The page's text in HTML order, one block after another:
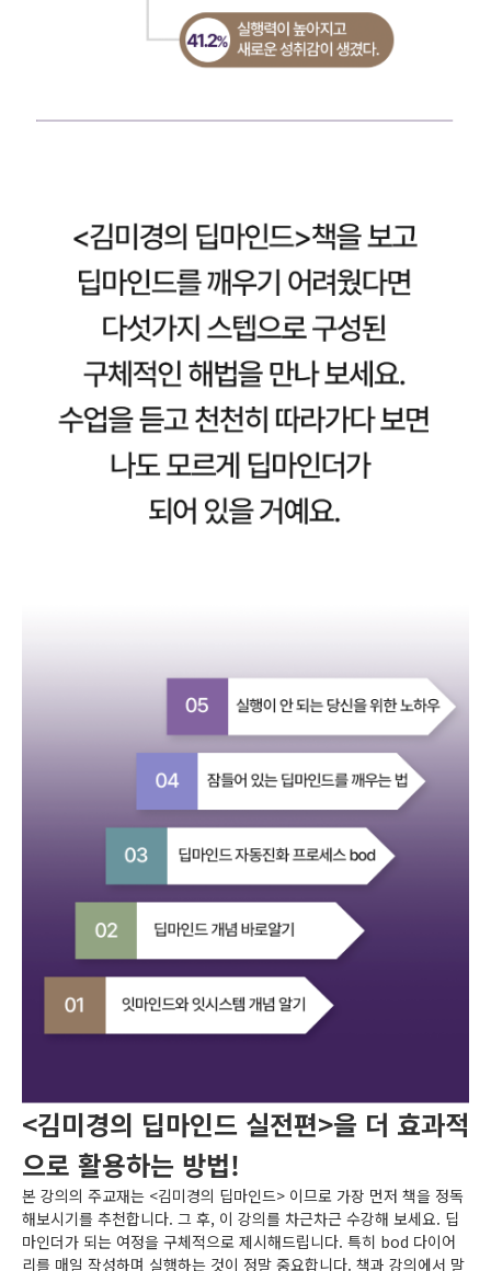
<김미경의 딥마인드 실전편>을 더 효과적
으로 활용하는 방법!
본 강의의 주교재는 <김미경의 딥마인드> 이므로 가장 먼저 책을 정독
해보시기를 추천합니다. 그 후, 이 강의를 차근차근 수강해 보세요. 딥
마인더가 되는 여정을 구체적으로 제시해드립니다. 특히 bod 다이어
리를 매일 작성하며 실행하는 것이 정말 중요합니다. 책과 강의에서 말